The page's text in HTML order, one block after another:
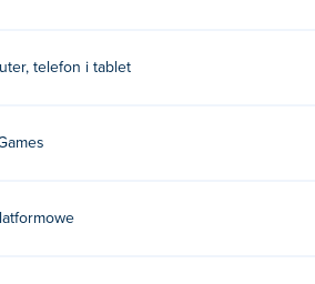
telefon i tablet